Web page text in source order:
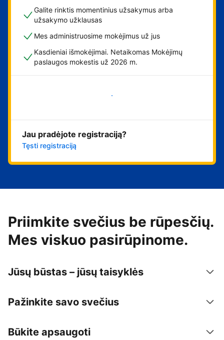
Galite rinktis momentinius užsakymus arba
užsakymo užklausas
Mes administruosime mokėjimus už jus
Kasdieniai išmokėjimai. Netaikomas Mokėjimų
paslaugos mokestis už 2026 m.
Pradėti
Jau pradėjote registraciją?
Tęsti registraciją
Priimkite svečius be rūpesčių.
Mes viskuo pasirūpinome.
Jūsų būstas – jūsų taisyklės
Pažinkite savo svečius
Būkite apsaugoti